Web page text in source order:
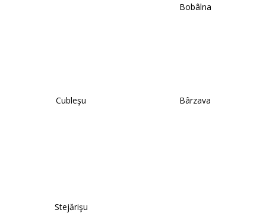
Bobâlna
Cubleşu Bârzava
Stejărişu